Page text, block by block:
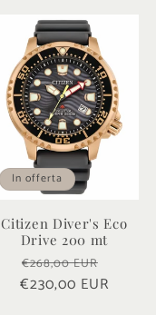
In offerta
Citizen Diver's Eco
Drive 200 mt
Prezzo
di
€268,00 EUR
scontato
€230,00 EUR